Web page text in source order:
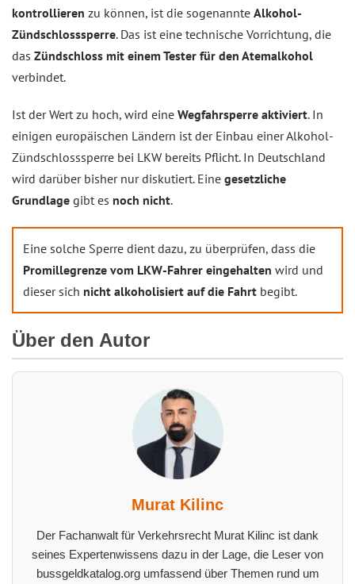
kontrollieren zu können, ist die sogenannte Alkohol-
Zündschlosssperre. Das ist eine technische Vorrichtung, die
das Zündschloss mit einem Tester für den Atemalkohol
verbindet.
Ist der Wert zu hoch, wird eine Wegfahrsperre aktiviert. In
einigen europäischen Ländern ist der Einbau einer Alkohol-
Zündschlosssperre bei LKW bereits Pflicht. In Deutschland
wird darüber bisher nur diskutiert. Eine gesetzliche
Grundlage gibt es noch nicht.
Eine solche Sperre dient dazu, zu überprüfen, dass die
Promillegrenze vom LKW-Fahrer eingehalten wird und
dieser sich nicht alkoholisiert auf die Fahrt begibt.
Über den Autor
Murat Kilinc
Der Fachanwalt für Verkehrsrecht Murat Kilinc ist dank
seines Expertenwissens dazu in der Lage, die Leser von
bussgeldkatalog.org umfassend über Themen rund um